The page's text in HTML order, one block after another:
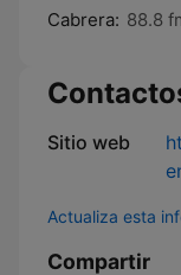
Cabrera: 88.8
Sitio web
Actualiza esta
Compartir